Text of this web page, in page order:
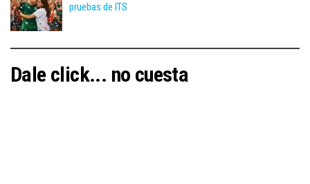
pruebas de ITS
Dale click... no cuesta